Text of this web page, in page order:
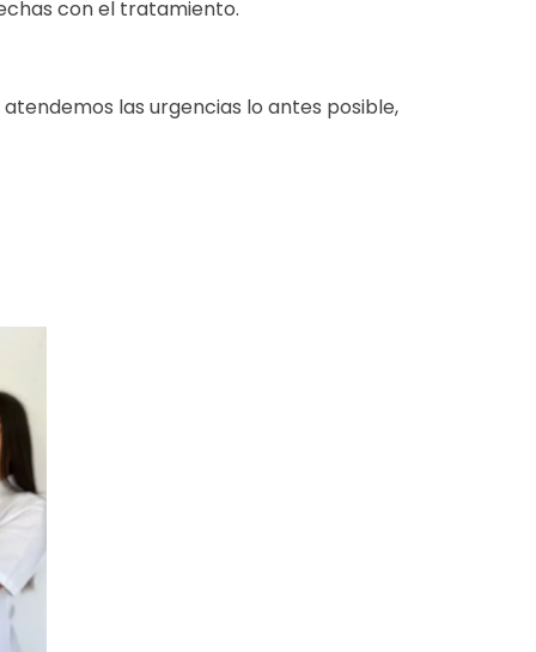
con el tratamiento.
las urgencias lo antes posible,